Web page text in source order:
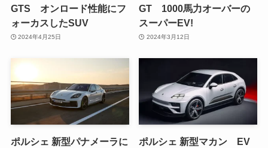
GTS オンロード性能にフ
ォーカスしたSUV
2024年4月25日
GT 1000馬力オーバーの
スーパーEV!
2024年3月12日
ポルシェ 新型パナメーラに
ポルシェ 新型マカン EV